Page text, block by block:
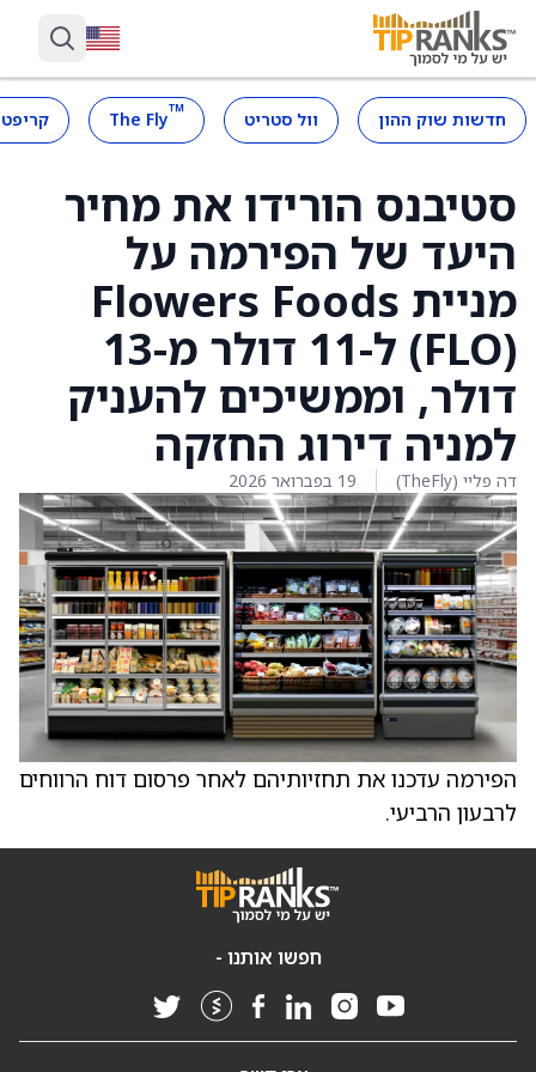
חדשות שוק ההון וול סטריט ™
The Fly
סטיבנס הורידו את מחיר
היעד של הפירמה על
מניית Flowers Foods
(FLO) ל-11 דולר מ-13
דולר, וממשיכים להעניק
למניה דירוג החזקה
דה פליי (TheFly) 19 בפברואר 2026
הפירמה עדכנו את תחזיותיהם לאחר פרסום דוח הרווחים
לרבעון הרביעי.
חפשו אותנו -